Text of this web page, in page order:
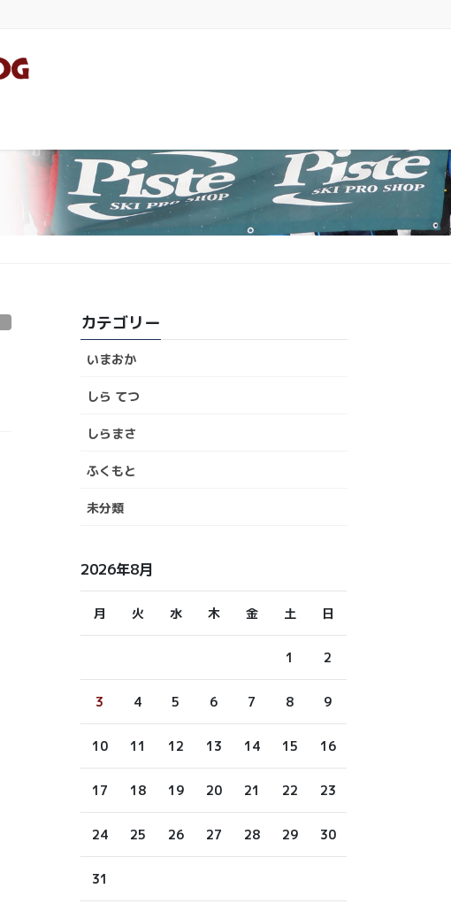
カテゴリー
いまおか
しら てつ
しらまさ
ふくもと
未分類
2026年8月
月 火 水 木 金 土 日
1 2
3 4 5 6 7 8 9
10 11 12 13 14 15 16
17 18 19 20 21 22 23
24 25 26 27 28 29 30
31